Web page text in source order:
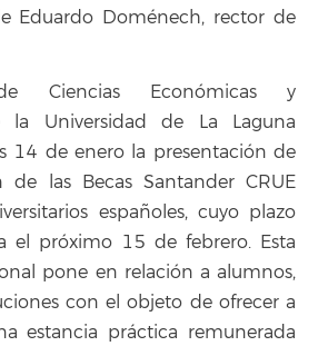
Eduardo Doménech, rector de
Ciencias Económicas y
la Universidad de La Laguna
14 de enero la presentación de
de las Becas Santander CRUE
españoles, cuyo plazo
el próximo 15 de febrero. Esta
pone en relación a alumnos,
con el objeto de ofrecer a
estancia práctica remunerada